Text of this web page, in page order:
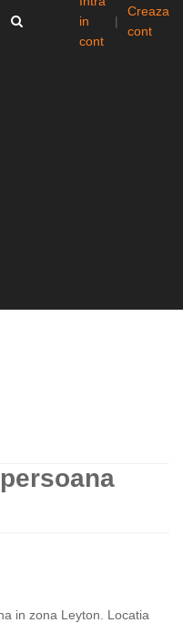
in
cont
|
Creaza
cont
in zona Leyton. Locatia